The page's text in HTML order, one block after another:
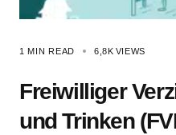
1 MIN READ 6,8K VIEWS
Freiwilliger
und Trinken